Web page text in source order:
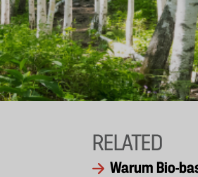
RELATED
Warum Bio-